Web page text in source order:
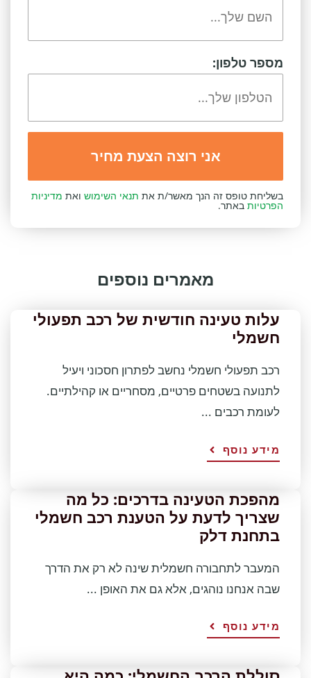
מספר טלפון:
בשליחת טופס זה הנך מאשר/ת את תנאי השימוש ואת מדיניות
הפרטיות באתר.
מאמרים נוספים
עלות טעינה חודשית של רכב תפעולי
חשמלי
רכב תפעולי חשמלי נחשב לפתרון חסכוני ויעיל
לתנועה בשטחים פרטיים, מסחריים או קהילתיים.
לעומת רכבים ...
מידע נוסף
מהפכת הטעינה בדרכים: כל מה
שצריך לדעת על הטענת רכב חשמלי
בתחנת דלק
המעבר לתחבורה חשמלית שינה לא רק את הדרך
שבה אנחנו נוהגים, אלא גם את האופן ...
מידע נוסף